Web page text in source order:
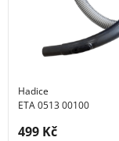
Hadice
ETA 0513 00100
Cena s DPH:
499 Kč